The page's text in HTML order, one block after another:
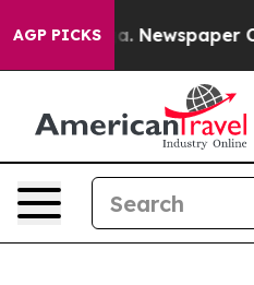
AGP PICKS
Newspaper Owner